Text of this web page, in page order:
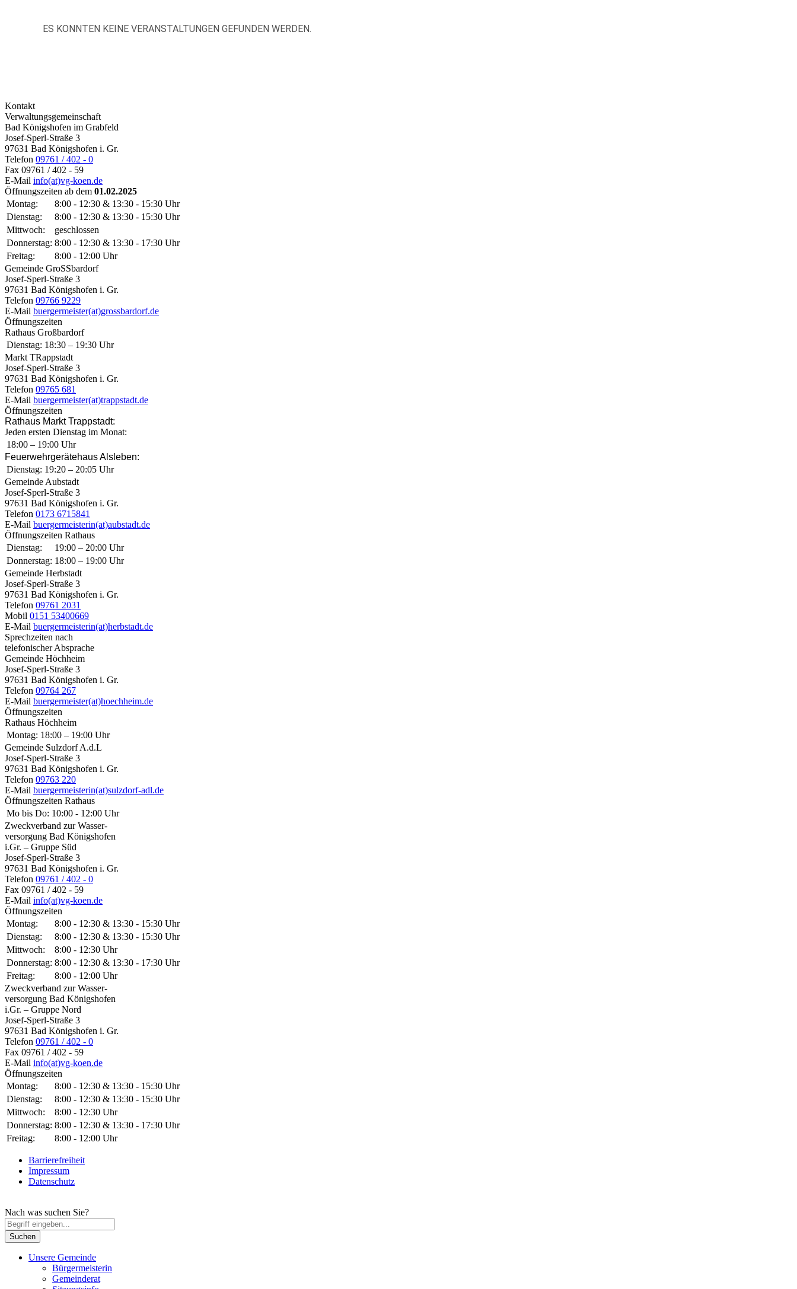
ES KONNTEN KEINE VERANSTALTUNGEN GEFUNDEN WERDEN.
Kontakt
Verwaltungsgemeinschaft
Bad Königshofen im Grabfeld
Josef-Sperl-Straße 3
97631 Bad Königshofen i. Gr.
Telefon 09761 / 402 - 0
Fax 09761 / 402 - 59
E-Mail info(at)vg-koen.de
Öffnungszeiten ab dem 01.02.2025
Montag:
8:00 - 12:30 & 13:30 - 15:30 Uhr
Dienstag:
8:00 - 12:30 & 13:30 - 15:30 Uhr
Mittwoch:
geschlossen
Donnerstag: 8:00 - 12:30 & 13:30 - 17:30 Uhr
Freitag:
8:00 - 12:00 Uhr
Gemeinde GroSSbardorf
Josef-Sperl-Straße 3
97631 Bad Königshofen i. Gr.
Telefon 09766 9229
E-Mail buergermeister(at)grossbardorf.de
Öffnungszeiten
Rathaus Großbardorf
Dienstag: 18:30 – 19:30 Uhr
Markt TRappstadt
Josef-Sperl-Straße 3
97631 Bad Königshofen i. Gr.
Telefon 09765 681
E-Mail buergermeister(at)trappstadt.de
Öffnungszeiten
Rathaus Markt Trappstadt:
Jeden ersten Dienstag im Monat:
18:00 – 19:00 Uhr
Feuerwehrgerätehaus Alsleben:
Dienstag: 19:20 – 20:05 Uhr
Gemeinde Aubstadt
Josef-Sperl-Straße 3
97631 Bad Königshofen i. Gr.
Telefon 0173 6715841
E-Mail buergermeisterin(at)aubstadt.de
Öffnungszeiten Rathaus
Dienstag:
19:00 – 20:00 Uhr
Donnerstag: 18:00 – 19:00 Uhr
Gemeinde Herbstadt
Josef-Sperl-Straße 3
97631 Bad Königshofen i. Gr.
Telefon 09761 2031
Mobil 0151 53400669
E-Mail buergermeisterin(at)herbstadt.de
Sprechzeiten nach
telefonischer Absprache
Gemeinde Höchheim
Josef-Sperl-Straße 3
97631 Bad Königshofen i. Gr.
Telefon 09764 267
E-Mail buergermeister(at)hoechheim.de
Öffnungszeiten
Rathaus Höchheim
Montag: 18:00 – 19:00 Uhr
Gemeinde Sulzdorf A.d.L
Josef-Sperl-Straße 3
97631 Bad Königshofen i. Gr.
Telefon 09763 220
E-Mail buergermeisterin(at)sulzdorf-adl.de
Öffnungszeiten Rathaus
Mo bis Do: 10:00 - 12:00 Uhr
Zweckverband zur Wasser-
versorgung Bad Königshofen
i.Gr. – Gruppe Süd
Josef-Sperl-Straße 3
97631 Bad Königshofen i. Gr.
Telefon 09761 / 402 - 0
Fax 09761 / 402 - 59
E-Mail info(at)vg-koen.de
Öffnungszeiten
Montag:
8:00 - 12:30 & 13:30 - 15:30 Uhr
Dienstag:
8:00 - 12:30 & 13:30 - 15:30 Uhr
Mittwoch:
8:00 - 12:30 Uhr
Donnerstag: 8:00 - 12:30 & 13:30 - 17:30 Uhr
Freitag:
8:00 - 12:00 Uhr
Zweckverband zur Wasser-
versorgung Bad Königshofen
i.Gr. – Gruppe Nord
Josef-Sperl-Straße 3
97631 Bad Königshofen i. Gr.
Telefon 09761 / 402 - 0
Fax 09761 / 402 - 59
E-Mail info(at)vg-koen.de
Öffnungszeiten
Montag:
8:00 - 12:30 & 13:30 - 15:30 Uhr
Dienstag:
8:00 - 12:30 & 13:30 - 15:30 Uhr
Mittwoch:
8:00 - 12:30 Uhr
Donnerstag: 8:00 - 12:30 & 13:30 - 17:30 Uhr
Freitag:
8:00 - 12:00 Uhr
Barrierefreiheit
Impressum
Datenschutz
Nach was suchen Sie?
Unsere Gemeinde
Bürgermeisterin
Gemeinderat